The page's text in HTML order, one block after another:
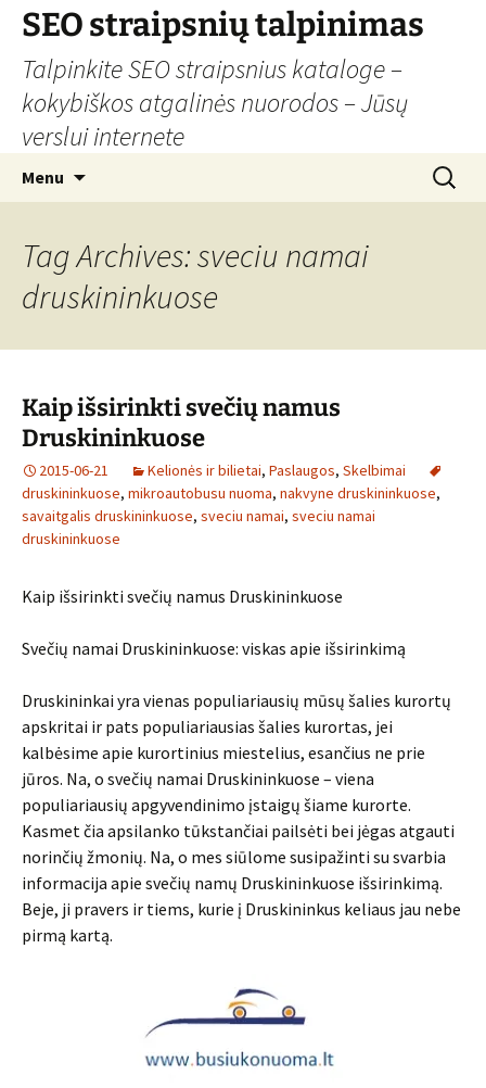
Skip
content
SEO straipsnių talpinimas
Talpinkite SEO straipsnius kataloge –
kokybiškos atgalinės nuorodos – Jūsų
verslui internete
Menu
Search
for:
Tag Archives: sveciu namai
druskininkuose
Kaip išsirinkti svečių namus
Druskininkuose
2015-06-21 Kelionės ir bilietai, Paslaugos, Skelbimai
druskininkuose, mikroautobusu nuoma, nakvyne druskininkuose,
savaitgalis druskininkuose, sveciu namai, sveciu namai
druskininkuose
Kaip išsirinkti svečių namus Druskininkuose
Svečių namai Druskininkuose: viskas apie išsirinkimą
Druskininkai yra vienas populiariausių mūsų šalies kurortų
apskritai ir pats populiariausias šalies kurortas, jei
kalbėsime apie kurortinius miestelius, esančius ne prie
jūros. Na, o svečių namai Druskininkuose – viena
populiariausių apgyvendinimo įstaigų šiame kurorte.
Kasmet čia apsilanko tūkstančiai pailsėti bei jėgas atgauti
norinčių žmonių. Na, o mes siūlome susipažinti su svarbia
informacija apie svečių namų Druskininkuose išsirinkimą.
Beje, ji pravers ir tiems, kurie į Druskininkus keliaus jau nebe
pirmą kartą.